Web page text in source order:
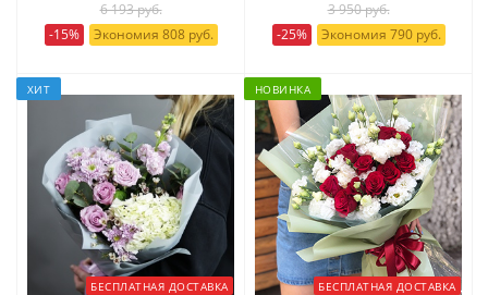
6 193 руб.
-15%
Экономия 808 руб.
3 950 руб.
-25%
Экономия 790 руб.
ХИТ
БЕСПЛАТНАЯ ДОСТАВКА
НОВИНКА
БЕСПЛАТНАЯ ДОСТАВКА